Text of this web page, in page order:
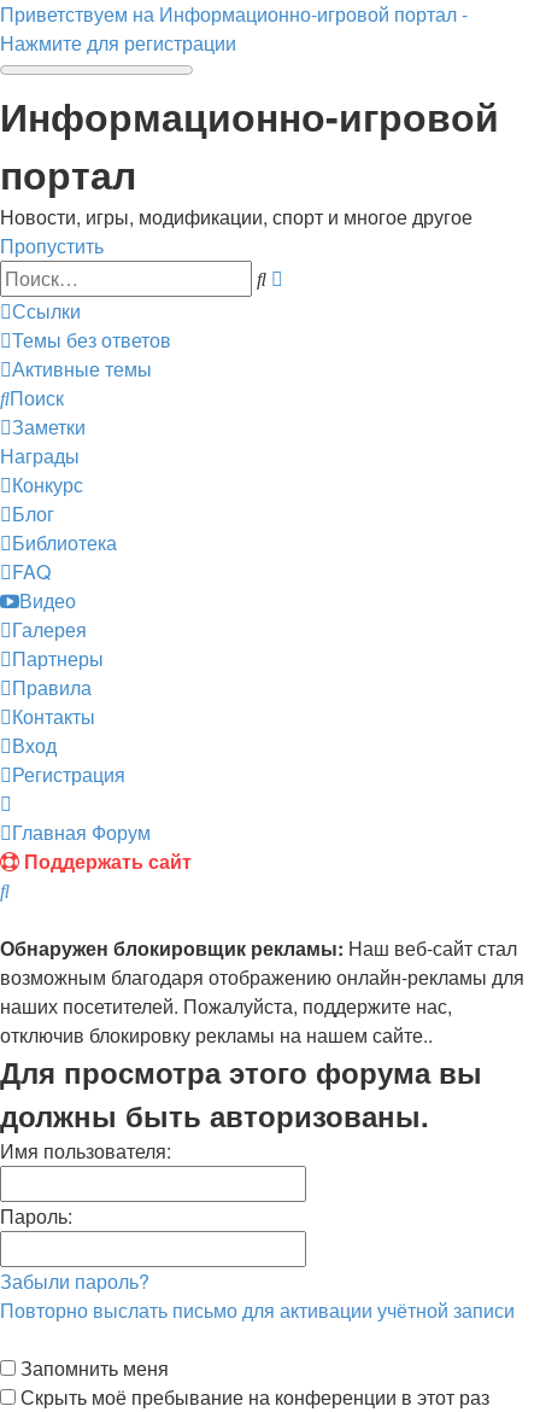
Приветствуем на Информационно-игровой портал -
Нажмите для регистрации
Информационно-игровой
портал
Новости, игры, модификации, спорт и многое другое
Пропустить
Поиск
Ссылки
Темы без ответов
Активные темы
Поиск
Заметки
Награды
Конкурс
Блог
Библиотека
FAQ
Видео
Галерея
Партнеры
Правила
Контакты
Вход
Регистрация
Главная Форум
Поддержать сайт
Поиск
Обнаружен блокировщик рекламы: Наш веб-сайт стал
возможным благодаря отображению онлайн-рекламы для
наших посетителей. Пожалуйста, поддержите нас,
отключив блокировку рекламы на нашем сайте..
Для просмотра этого форума вы
должны быть авторизованы.
Имя пользователя:
Пароль:
Забыли пароль?
Повторно выслать письмо для активации учётной записи
Запомнить меня
Скрыть моё пребывание на конференции в этот раз